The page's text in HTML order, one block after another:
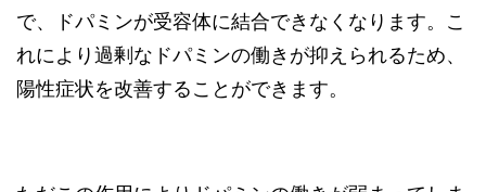
で、ドパミンが受容体に結合できなくなります。こ
れにより過剰なドパミンの働きが抑えられるため、
陽性症状を改善することができます。